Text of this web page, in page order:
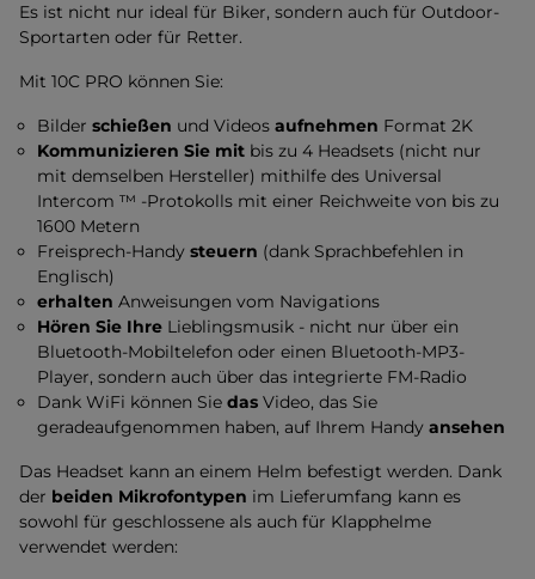
Es ist nicht nur ideal für Biker, sondern auch für Outdoor-
Sportarten oder für Retter.
Mit 10C PRO können Sie:
Bilderschießen und Videosaufnehmen Format 2K
Kommunizieren Sie mit bis zu 4 Headsets (nicht nur
mit demselben Hersteller) mithilfe des Universal
Intercom ™ -Protokolls mit einer Reichweite von bis zu
1600 Metern
Freisprech-Handysteuern (dank Sprachbefehlen in
Englisch)
erhalten Anweisungen vom Navigations
Hören Sie Ihre Lieblingsmusik - nicht nur über ein
Bluetooth-Mobiltelefon oder einen Bluetooth-MP3-
Player, sondern auch über das integrierte FM-Radio
Dank WiFi können Siedas Video, das Sie
geradeaufgenommen haben, auf Ihrem Handyansehen
Das Headset kann an einem Helm befestigt werden. Dank
der beiden Mikrofontypen im Lieferumfang kann es
sowohl für geschlossene als auch für Klapphelme
verwendet werden: